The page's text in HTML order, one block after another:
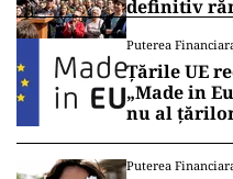
definitiv
Puterea
Țările UE
„Made in
nu al
Puterea